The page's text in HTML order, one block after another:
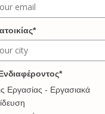
Εργασίας - Εργασιακά